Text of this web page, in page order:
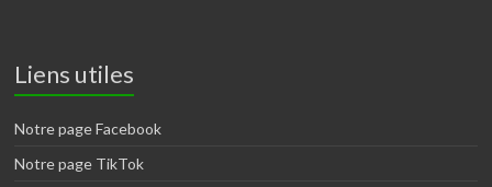
Liens utiles
Notre page Facebook
Notre page TikTok